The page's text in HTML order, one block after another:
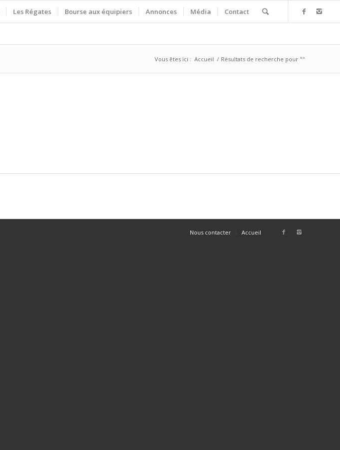
Les Régates Bourse aux équipiers Annonces Média Contact
Vous êtes ici : Accueil / Résultats de recherche pour ""
Nous contacter Accueil